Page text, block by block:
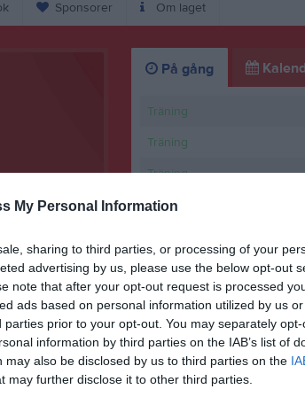
My Personal Information
sharing to third parties, or processing of your
advertising by us, please use the below opt-out
note that after your opt-out request is processed
ads based on personal information utilized by us
parties prior to your opt-out. You may separately
information by third parties on the IAB’s list of
may also be disclosed by us to third parties on the
may further disclose it to other third parties.
Sponsorer Om laget
Sommarlov
29 jun 5
På gång
Träning
Träning
Träning
Träning